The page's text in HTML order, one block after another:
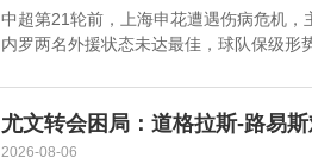
中超第21轮前，上海申花遭遇伤病危机
内罗两名外援状态未达最佳，球队保级形
尤文转会困局：道格拉斯-路易
关键期
2026-08-06